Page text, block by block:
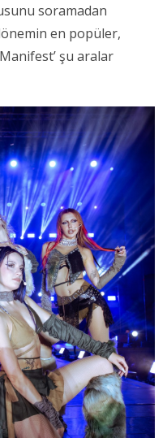
soramadan
en popüler,
şu aralar